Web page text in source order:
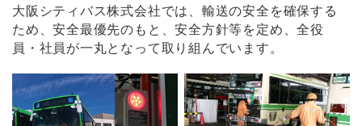
大阪シティバス株式会社では、輸送の安全を確保する
ため、安全最優先のもと、安全方針等を定め、全役
員・社員が一丸となって取り組んでいます。